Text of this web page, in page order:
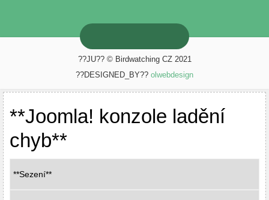
??JU?? © Birdwatching CZ 2021
??DESIGNED_BY?? olwebdesign
**Joomla! konzole ladění
chyb**
**Sezení**